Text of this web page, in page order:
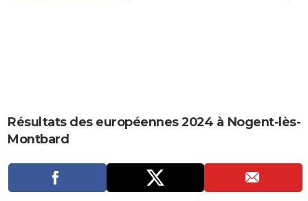
Carte de Noël
Carte Bonne année
Carte Saint-Valentin
Carte Pâques
Carte d'anniversaire
COPAINS D'AVANT
Résultats des européennes 2024 à Nogent-lès-
Montbard